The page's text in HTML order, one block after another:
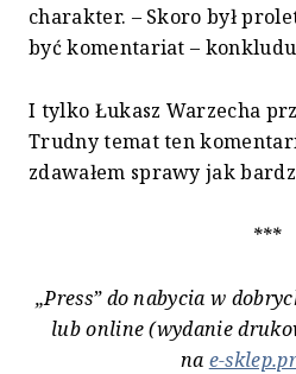
charakter. – Skoro był
być komentariat –
I tylko Łukasz Warzecha
Trudny temat ten
zdawałem sprawy jak
***
„Press” do nabycia w
lub online (wydanie
na e-